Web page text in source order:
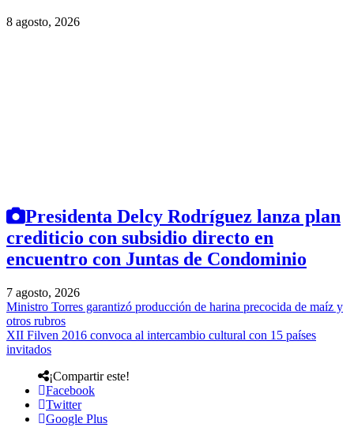
8 agosto, 2026
Presidenta Delcy Rodríguez lanza plan
crediticio con subsidio directo en
encuentro con Juntas de Condominio
7 agosto, 2026
Ministro Torres garantizó producción de harina precocida de maíz y
otros rubros
XII Filven 2016 convoca al intercambio cultural con 15 países
invitados
¡Compartir este!
Facebook
Twitter
Google Plus